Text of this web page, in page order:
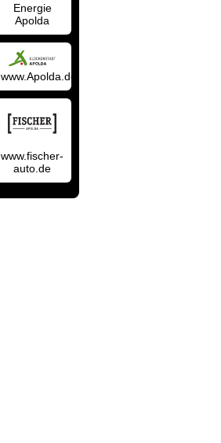
Energie
Apolda
www.Apolda.de
www.fischer-
auto.de